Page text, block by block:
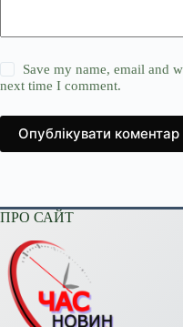
Save my name, email and
next time I comment.
Опублікувати коментар
ПРО САЙТ